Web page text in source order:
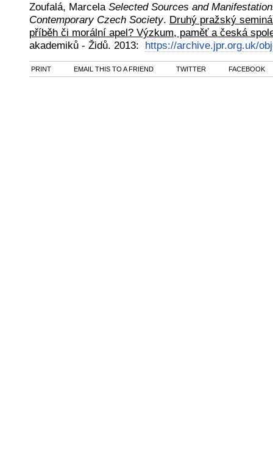
Zoufalá, Marcela Selected Sources and
Contemporary Czech Society. Druhý pražský
příběh či morální apel? Výzkum, paměť a česká
akademiků - Židů. 2013: https://archive.jpr.org.uk/
PRINT EMAIL THIS TO A FRIEND TWITTER FACEBOOK